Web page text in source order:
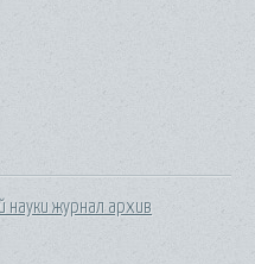
науки журнал архив